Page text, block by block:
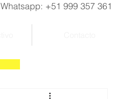
Whatsapp: +51 999 357 361